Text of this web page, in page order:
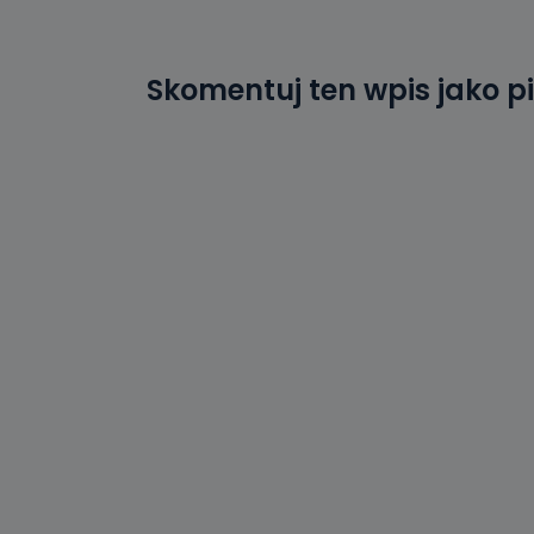
Do kiedy
źródeł
Skomentuj ten wpis jako